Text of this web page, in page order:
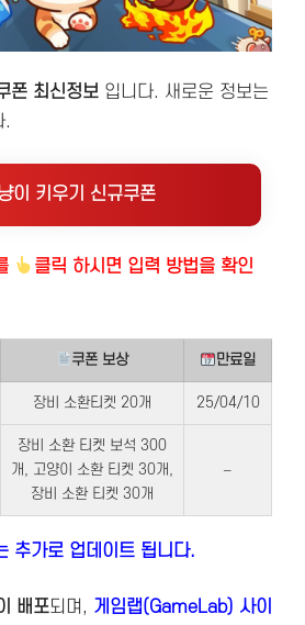
폰 최신정보 입니다. 새로운 정보는
.
이 키우기 신규쿠폰
클릭 하시면 입력 방법을 확인
쿠폰 보상 만료일
장비 소환티켓 20개 25/04/10
장비 소환 티켓 보석 300
개, 고양이 소환 티켓 30개,
장비 소환 티켓 30개
–
추가로 업데이트 됩니다.
배포되며, 게임랩(GameLab) 사이